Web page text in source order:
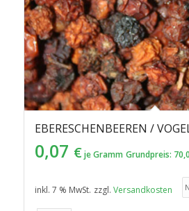
EBERESCHENBEEREN /
0,07 € je Gramm Grundpreis:
inkl. 7 % MwSt. zzgl. Versandkosten